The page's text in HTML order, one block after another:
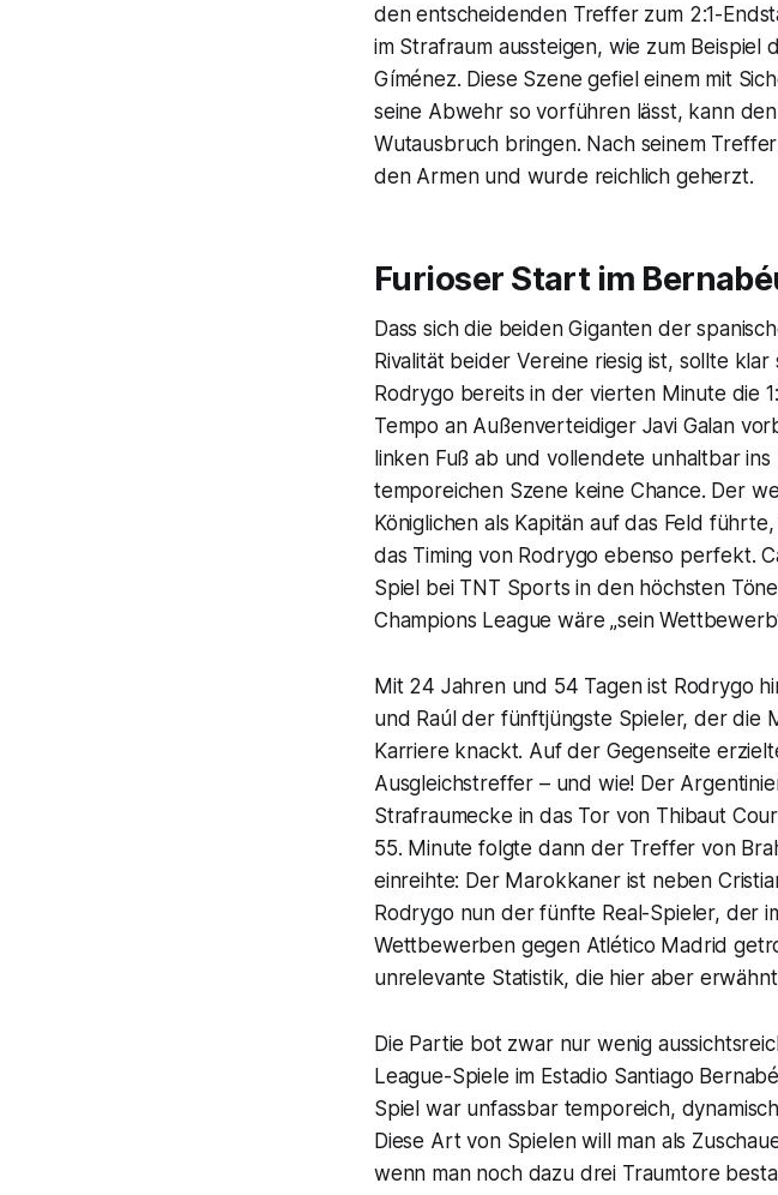
den entscheidenden Treffer zum 2:1-
im Strafraum aussteigen, wie zum
Gíménez. Diese Szene gefiel einem mit
seine Abwehr so vorführen lässt, kann
Wutausbruch bringen. Nach seinem
den Armen und wurde reichlich geherzt.
Furioser Start im
Dass sich die beiden Giganten der
Rivalität beider Vereine riesig ist, sollte
Rodrygo bereits in der vierten Minute die
Tempo an Außenverteidiger Javi Galan
linken Fuß ab und vollendete unhaltbar
temporeichen Szene keine Chance. Der
Königlichen als Kapitän auf das Feld
das Timing von Rodrygo ebenso perfekt.
Spiel bei TNT Sports in den höchsten
Champions League wäre „sein
Mit 24 Jahren und 54 Tagen ist Rodrygo
und Raúl der fünftjüngste Spieler, der die
Karriere knackt. Auf der Gegenseite
Ausgleichstreffer – und wie! Der
Strafraumecke in das Tor von Thibaut
55. Minute folgte dann der Treffer von
einreihte: Der Marokkaner ist neben
Rodrygo nun der fünfte Real-Spieler, der
Wettbewerben gegen Atlético Madrid
unrelevante Statistik, die hier aber erwähnt
Die Partie bot zwar nur wenig
League-Spiele im Estadio Santiago
Spiel war unfassbar temporeich,
Diese Art von Spielen will man als
wenn man noch dazu drei Traumtore